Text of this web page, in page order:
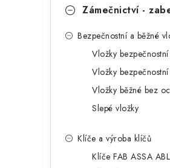
Zámečnictví -
Bezpečnostní a běžné
Vložky
Vložky
Vložky běžné bez
Slepé vložky
Klíče a výroba klíčů
Klíče FAB ASSA